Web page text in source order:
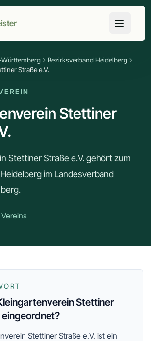
Württemberg
Bezirksverband Heidelberg
Straße e.V.
Stettiner
Stettiner Straße e.V. gehört zum
im Landesverband
Stettiner
Stettiner Straße e.V. ist ein